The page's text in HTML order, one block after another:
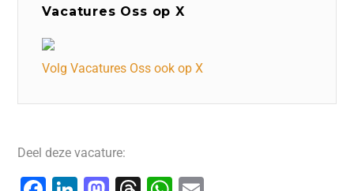
Vacatures Oss op X
Volg Vacatures Oss ook op X
Deel deze vacature: